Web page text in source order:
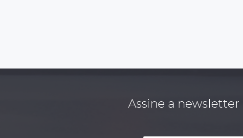
Assine a newsletter